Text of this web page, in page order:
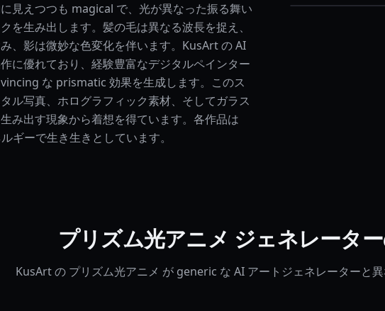
見えつつも magical で、光が異なった振る舞い
を生み出します。髪の毛は異なる波長を捉え、
、影は微妙な色変化を伴います。KusArt の AI
に優れており、経験豊富なデジタルペインター
な prismatic 効果を生成します。このス
ル写真、ホログラフィック素材、そしてガラス
み出す現象から着想を得ています。各作品は
ギーで生き生きとしています。
プリズム光アニメ ジェネレータ
KusArt の プリズム光アニメ が generic な AI アートジェネレーターと異